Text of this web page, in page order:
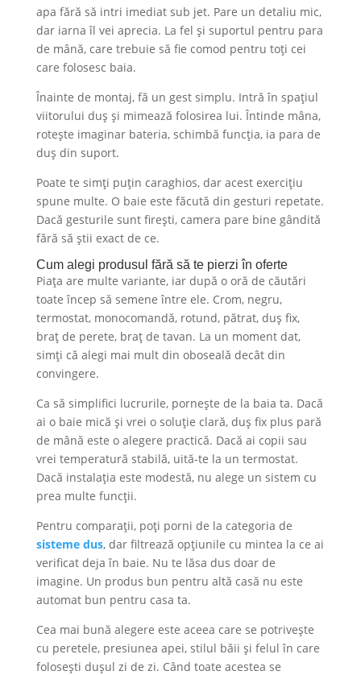
apa fără să intri imediat sub jet. Pare un detaliu mic,
dar iarna îl vei aprecia. La fel și suportul pentru para
de mână, care trebuie să fie comod pentru toți cei
care folosesc baia.
Înainte de montaj, fă un gest simplu. Intră în spațiul
viitorului duș și mimează folosirea lui. Întinde mâna,
rotește imaginar bateria, schimbă funcția, ia para de
duș din suport.
Poate te simți puțin caraghios, dar acest exercițiu
spune multe. O baie este făcută din gesturi repetate.
Dacă gesturile sunt firești, camera pare bine gândită
fără să știi exact de ce.
Cum alegi produsul fără să te pierzi în oferte
Piața are multe variante, iar după o oră de căutări
toate încep să semene între ele. Crom, negru,
termostat, monocomandă, rotund, pătrat, duș fix,
braț de perete, braț de tavan. La un moment dat,
simți că alegi mai mult din oboseală decât din
convingere.
Ca să simplifici lucrurile, pornește de la baia ta. Dacă
ai o baie mică și vrei o soluție clară, duș fix plus pară
de mână este o alegere practică. Dacă ai copii sau
vrei temperatură stabilă, uită-te la un termostat.
Dacă instalația este modestă, nu alege un sistem cu
prea multe funcții.
Pentru comparații, poți porni de la categoria de
sisteme dus, dar filtrează opțiunile cu mintea la ce ai
verificat deja în baie. Nu te lăsa dus doar de
imagine. Un produs bun pentru altă casă nu este
automat bun pentru casa ta.
Cea mai bună alegere este aceea care se potrivește
cu peretele, presiunea apei, stilul băii și felul în care
folosești dușul zi de zi. Când toate acestea se